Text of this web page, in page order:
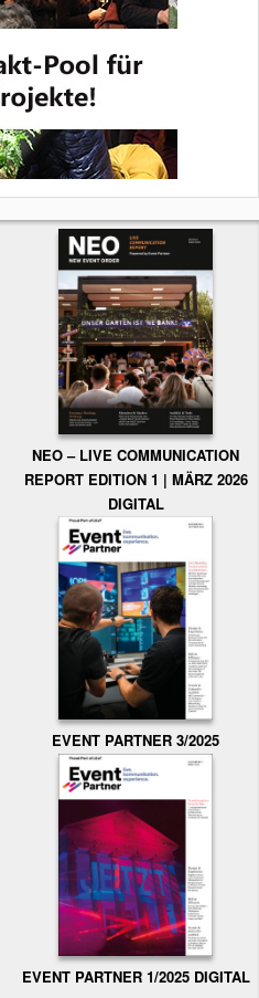
NEO – LIVE COMMUNICATION
REPORT EDITION 1 | MÄRZ 2026
DIGITAL
EVENT PARTNER 3/2025
EVENT PARTNER 1/2025 DIGITAL